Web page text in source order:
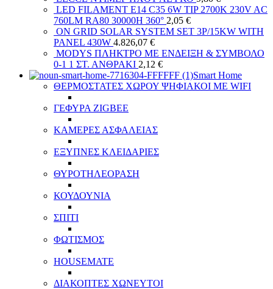
LED FILAMENT E14 C35 6W TIP 2700K 230V AC
760LM RA80 30000H 360° 2,05 €
ON GRID SOLAR SYSTEM SET 3P/15KW WITH
PANEL 430W 4.826,07 €
MODYS ΠΛΗΚΤΡΟ ΜΕ ΕΝΔΕΙΞΗ & ΣΥΜΒΟΛΟ
0-1 1 ΣΤ. ΑΝΘΡΑΚΙ 2,12 €
Smart Home
ΘΕΡΜΟΣΤΑΤΕΣ ΧΩΡΟΥ ΨΗΦΙΑΚΟΙ ΜΕ WIFI
ΓΕΦΥΡΑ ZIGBEE
ΚΑΜΕΡΕΣ ΑΣΦΑΛΕΙΑΣ
ΕΞΥΠΝΕΣ ΚΛΕΙΔΑΡΙΕΣ
ΘΥΡΟΤΗΛΕΟΡΑΣΗ
ΚΟΥΔΟΥΝΙΑ
ΣΠΙΤΙ
ΦΩΤΙΣΜΟΣ
HOUSEMATE
ΔΙΑΚΟΠΤΕΣ ΧΩΝΕΥΤΟΙ